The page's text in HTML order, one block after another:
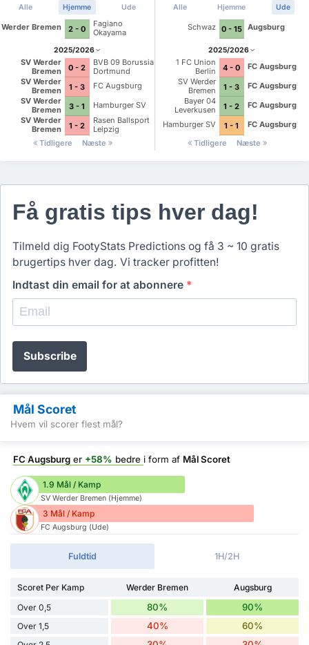
Alle Hjemme Ude
Werder Bremen 2 - 0
Fagiano
Okayama
2025/2026
SV Werder
Bremen
0 - 2
BVB 09 Borussia
Dortmund
SV Werder
Bremen
1 - 3
FC Augsburg
SV Werder
Bremen
3 - 1
Hamburger SV
SV Werder
Bremen
1 - 2
Rasen Ballsport
Leipzig
Tidligere
Næste
Alle Hjemme Ude
Schwaz 0 - 15 Augsburg
2025/2026
1 FC Union
Berlin
4 - 0
FC Augsburg
SV Werder
Bremen
1 - 3
FC Augsburg
Bayer 04
Leverkusen
1 - 2
FC Augsburg
Hamburger SV
1 - 1
FC Augsburg
Tidligere
Næste
Få gratis tips hver dag!
Tilmeld dig FootyStats Predictions og få 3 ~ 10 gratis
brugertips hver dag. Vi tracker profitten!
Indtast din email for at abonnere *
Subscribe
Mål Scoret
Hvem vil scorer flest mål?
FC Augsburg er +58% bedre i form af Mål Scoret
1.9 Mål / Kamp
SV Werder Bremen (Hjemme)
3 Mål / Kamp
FC Augsburg (Ude)
Fuldtid 1H/2H
Scoret Per Kamp Werder Bremen
Augsburg
Over 0,5
80% 90%
Over 1,5 40% 60%